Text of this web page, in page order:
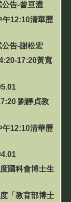
告-曾亘澧
午12:10清華歷
告-謝松宏
17:20黃寬
劉靜貞教
午12:10清華歷
國科會博士生
「教育部博士